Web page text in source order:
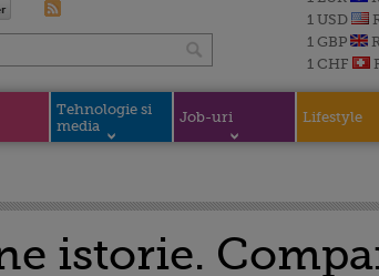
1 USD
1 GBP
1 CHF
Tehnologie si
media
Job-uri Lifestyle
istorie.